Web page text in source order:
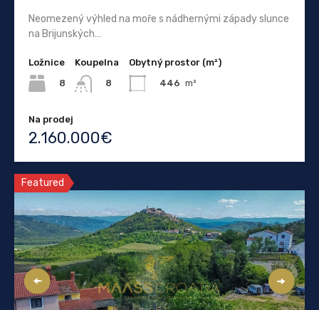
Neomezený výhled na moře s nádhernými západy slunce
na Brijunských…
Ložnice
8
Koupelna
8
Obytný prostor (m²)
446 m²
Na prodej
2.160.000€
Featured